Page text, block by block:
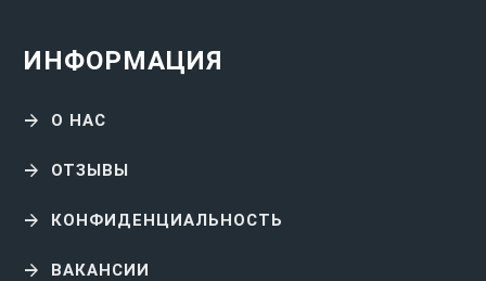
ИНФОРМАЦИЯ
О НАС
ОТЗЫВЫ
КОНФИДЕНЦИАЛЬНОСТЬ
ВАКАНСИИ